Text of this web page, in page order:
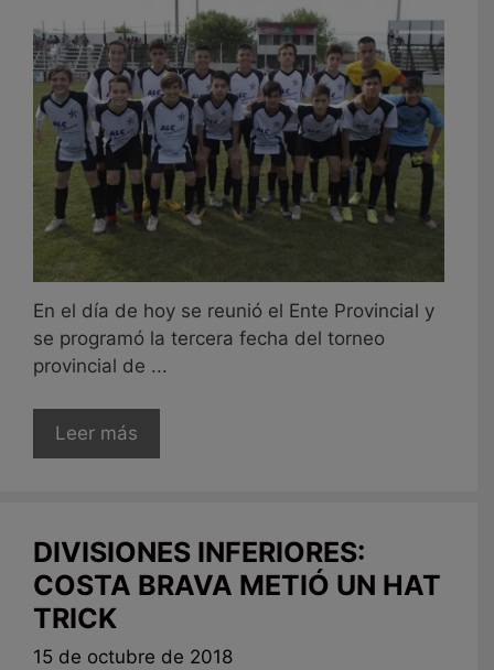
En el día de hoy se reunió el Ente Provincial y
se programó la tercera fecha del torneo
provincial de ...
Leer más
DIVISIONES INFERIORES:
COSTA BRAVA METIÓ UN HAT
TRICK
15 de octubre de 2018